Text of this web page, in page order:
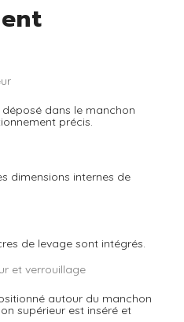
dans le manchon
précis.
dimensions internes de
de levage sont intégrés.
et verrouillage
autour du manchon
supérieur est inséré et